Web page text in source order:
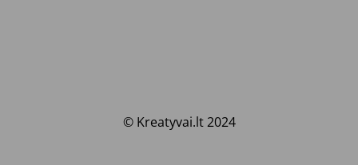
© Kreatyvai.lt 2024